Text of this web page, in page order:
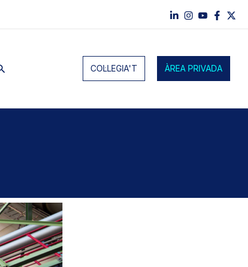
COL·LEGIA'T ÀREA PRIVADA